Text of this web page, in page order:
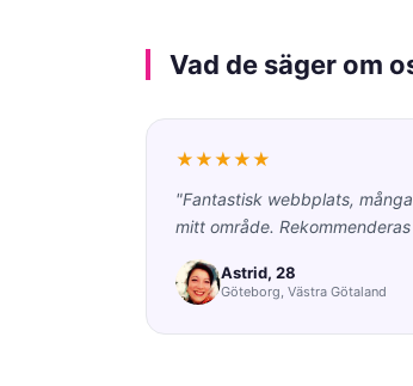
Vad de säger om
★★★★★
"Fantastisk webbplats,
mitt område.
Astrid, 28
Göteborg, Västra Götaland